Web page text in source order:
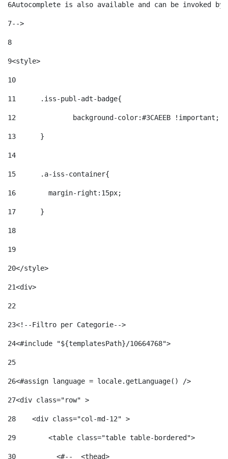
6Autocomplete is also available and can be invoked
7-->
8
9<style>
10
11
	.iss-publ-adt-badge{
12
		background-color:#3CAEEB !important;
13
	}
14
15
	.a-iss-container{
16
	  margin-right:15px;
17
	}
18
19
20</style>
21<div>
22
23<!--Filtro per Categorie-->
24
25
26<#assign language = locale.getLanguage() />
27<div class="row" >
28
    <div class="col-md-12" >
29
        <table class="table table-bordered">
30
          <#--  <thead>